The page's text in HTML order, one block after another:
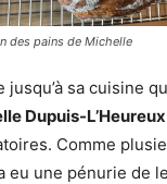
des pains de Michelle
jusqu’à sa cuisine
Dupuis-L’Heureux
Comme
eu une pénurie de